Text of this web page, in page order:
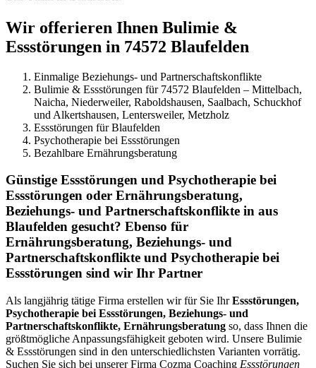
Wir offerieren Ihnen Bulimie &
Essstörungen in 74572 Blaufelden
Einmalige Beziehungs- und Partnerschaftskonflikte
Bulimie & Essstörungen für 74572 Blaufelden – Mittelbach,
Naicha, Niederweiler, Raboldshausen, Saalbach, Schuckhof
und Alkertshausen, Lentersweiler, Metzholz
Essstörungen für Blaufelden
Psychotherapie bei Essstörungen
Bezahlbare Ernährungsberatung
Günstige Essstörungen und Psychotherapie bei
Essstörungen oder Ernährungsberatung,
Beziehungs- und Partnerschaftskonflikte in aus
Blaufelden gesucht? Ebenso für
Ernährungsberatung, Beziehungs- und
Partnerschaftskonflikte und Psychotherapie bei
Essstörungen sind wir Ihr Partner
Als langjährig tätige Firma erstellen wir für Sie IhrEssstörungen,
Psychotherapie bei Essstörungen, Beziehungs- und
Partnerschaftskonflikte, Ernährungsberatung so, dass Ihnen die
größtmögliche Anpassungsfähigkeit geboten wird. Unsere Bulimie
& Essstörungen sind in den unterschiedlichsten Varianten vorrätig.
Suchen Sie sich bei unserer Firma Cozma Coaching Essstörungen